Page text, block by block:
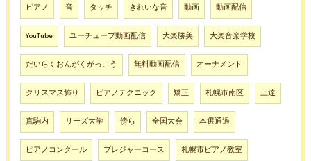
ピアノ 音 タッチ きれいな音 動画 動画配信
YouTube ユーチューブ動画配信 大楽勝美 大楽音楽学校
だいらくおんがくがっこう 無料動画配信 オーナメント
クリスマス飾り ピアノテクニック 矯正 札幌市南区 上達
真駒内 リーズ大学 傍ら 全国大会 本選通過
ピアノコンクール プレジャーコース 札幌市ピアノ教室